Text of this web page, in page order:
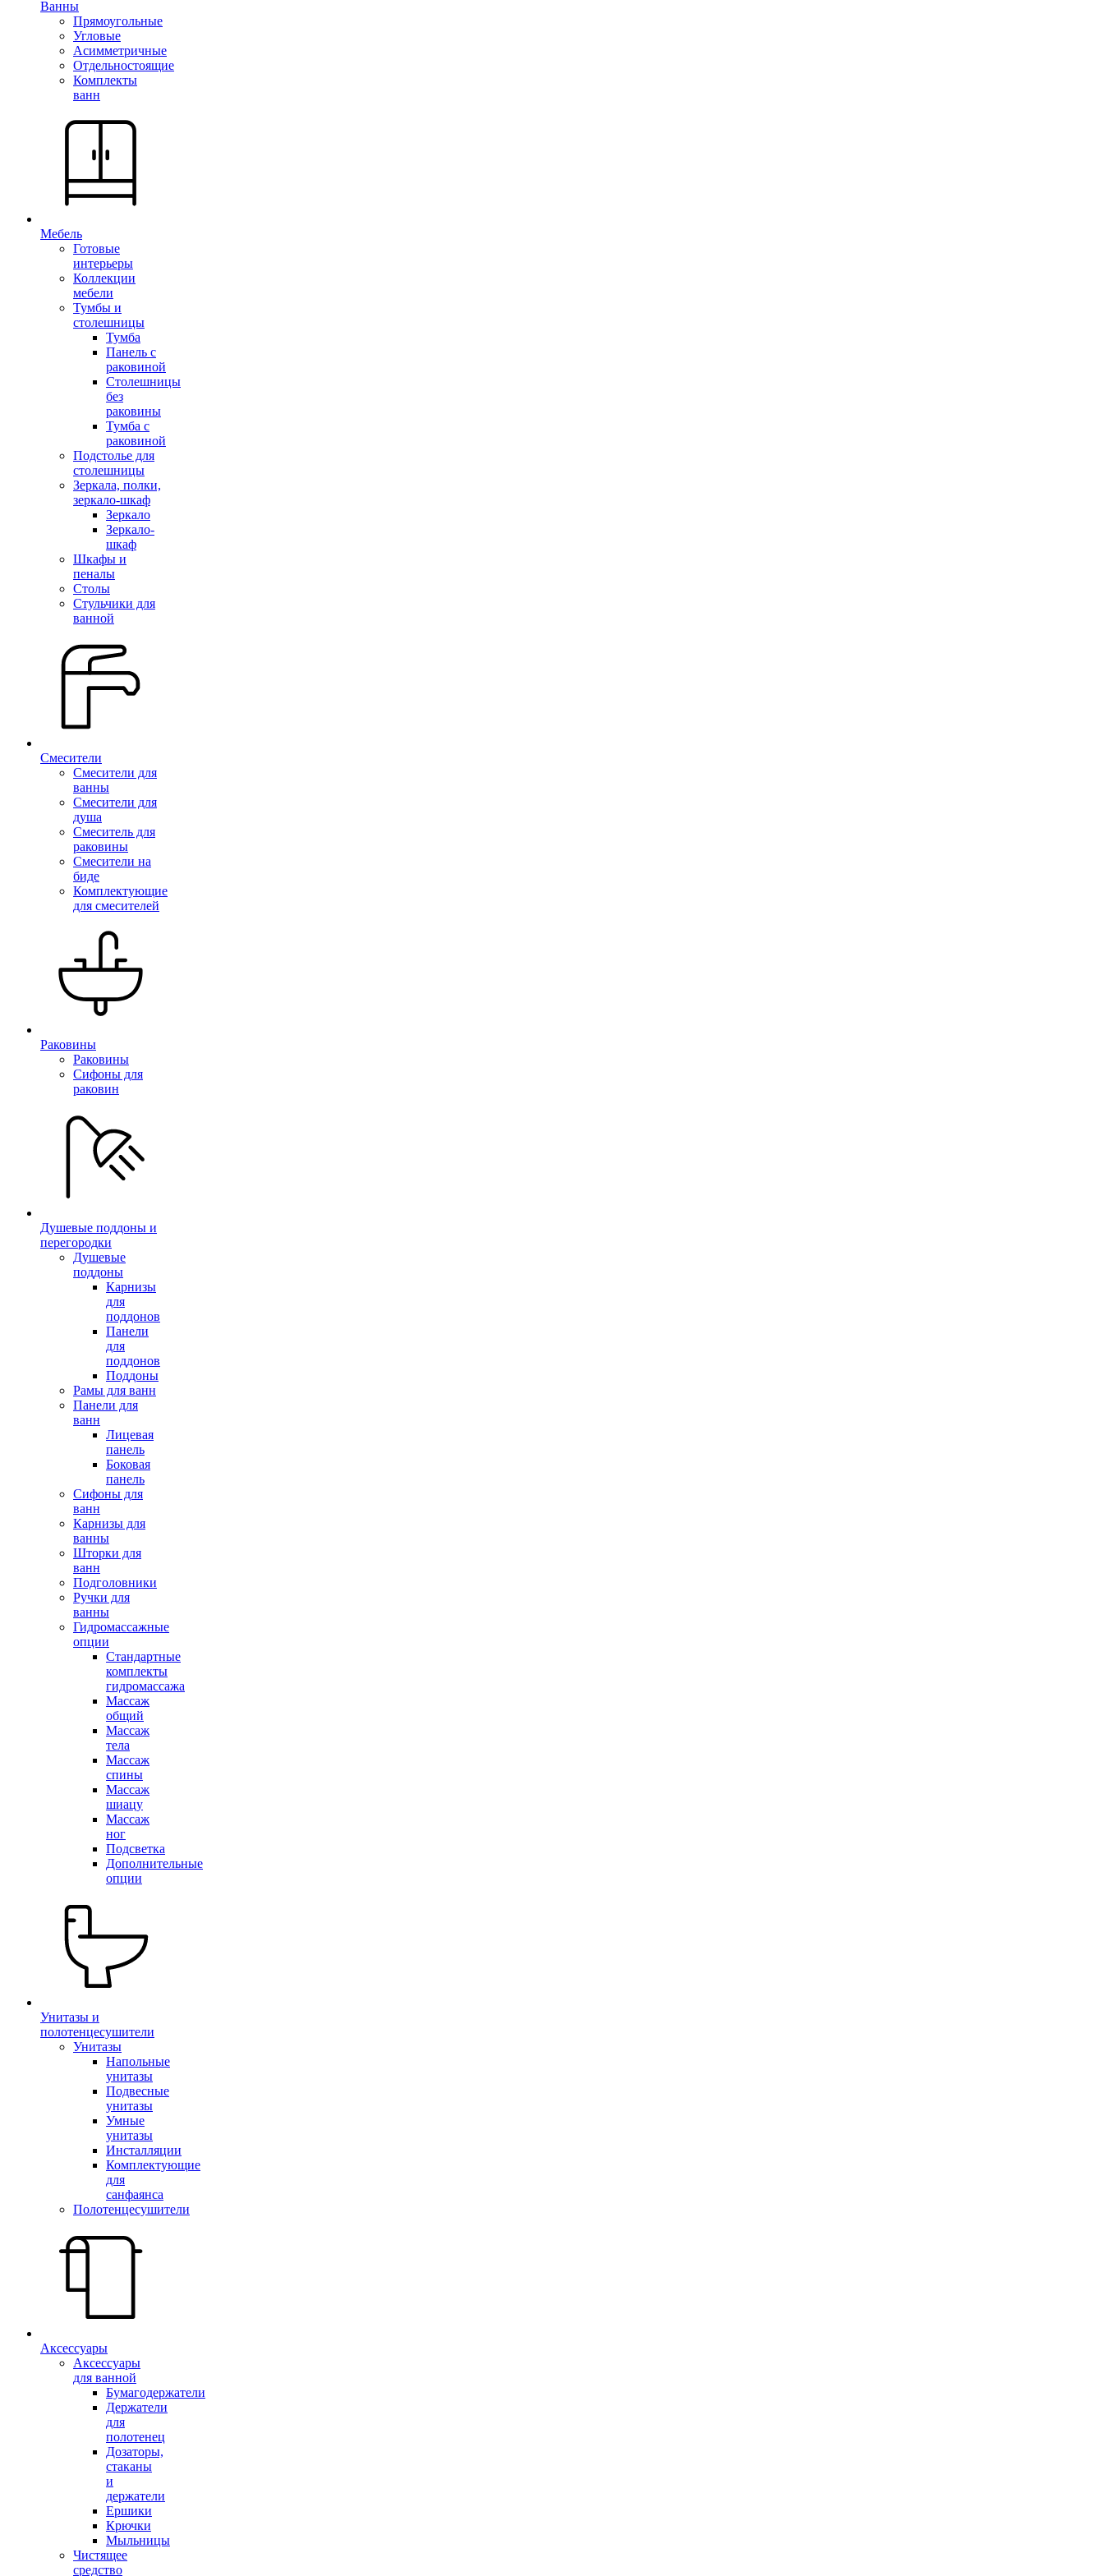
Ванны
Прямоугольные
Угловые
Асимметричные
Отдельностоящие
Комплекты
ванн
Мебель
Готовые
интерьеры
Коллекции
мебели
Тумбы и
столешницы
Тумба
Панель с
раковиной
Столешницы
без
раковины
Тумба с
раковиной
Подстолье для
столешницы
Зеркала, полки,
зеркало-шкаф
Зеркало
Зеркало-
шкаф
Шкафы и
пеналы
Столы
Стульчики для
ванной
Смесители
Смесители для
ванны
Смесители для
душа
Смеситель для
раковины
Смесители на
биде
Комплектующие
для смесителей
Раковины
Раковины
Сифоны для
раковин
Душевые поддоны и
перегородки
Душевые
поддоны
Карнизы
для
поддонов
Панели
для
поддонов
Поддоны
Рамы для ванн
Панели для
ванн
Лицевая
панель
Боковая
панель
Сифоны для
ванн
Карнизы для
ванны
Шторки для
ванн
Подголовники
Ручки для
ванны
Гидромассажные
опции
Стандартные
комплекты
гидромассажа
Массаж
общий
Массаж
тела
Массаж
спины
Массаж
шиацу
Массаж
ног
Подсветка
Дополнительные
опции
Унитазы и
полотенцесушители
Унитазы
Напольные
унитазы
Подвесные
унитазы
Умные
унитазы
Инсталляции
Комплектующие
для
санфаянса
Полотенцесушители
Аксессуары
Аксессуары
для ванной
Бумагодержатели
Держатели
для
полотенец
Дозаторы,
стаканы
и
держатели
Ершики
Крючки
Мыльницы
Чистящее
средство